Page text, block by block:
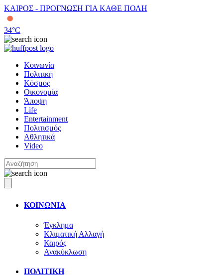
ΚΑΙΡΟΣ - ΠΡΟΓΝΩΣΗ ΓΙΑ ΚΑΘΕ ΠΟΛΗ
34°C
Κοινωνία
Πολιτική
Κόσμος
Οικονομία
Άποψη
Life
Entertainment
Πολιτισμός
Αθλητικά
Video
ΚΟΙΝΩΝΙΑ
Έγκλημα
Κλιματική Αλλαγή
Καιρός
Ανακύκλωση
ΠΟΛΙΤΙΚΗ